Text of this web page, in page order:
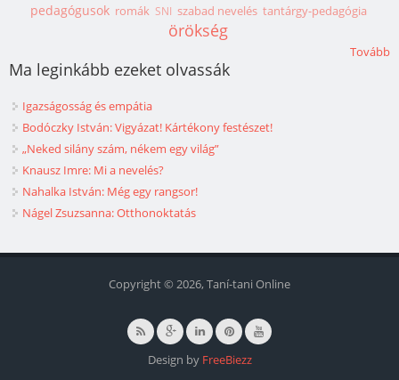
pedagógusok romák SNI szabad nevelés tantárgy-pedagógia
örökség
Tovább
Ma leginkább ezeket olvassák
Igazságosság és empátia
Bodóczky István: Vigyázat! Kártékony festészet!
„Neked silány szám, nékem egy világ”
Knausz Imre: Mi a nevelés?
Nahalka István: Még egy rangsor!
Nágel Zsuzsanna: Otthonoktatás
Copyright © 2026, Taní-tani Online
Design by FreeBiezz